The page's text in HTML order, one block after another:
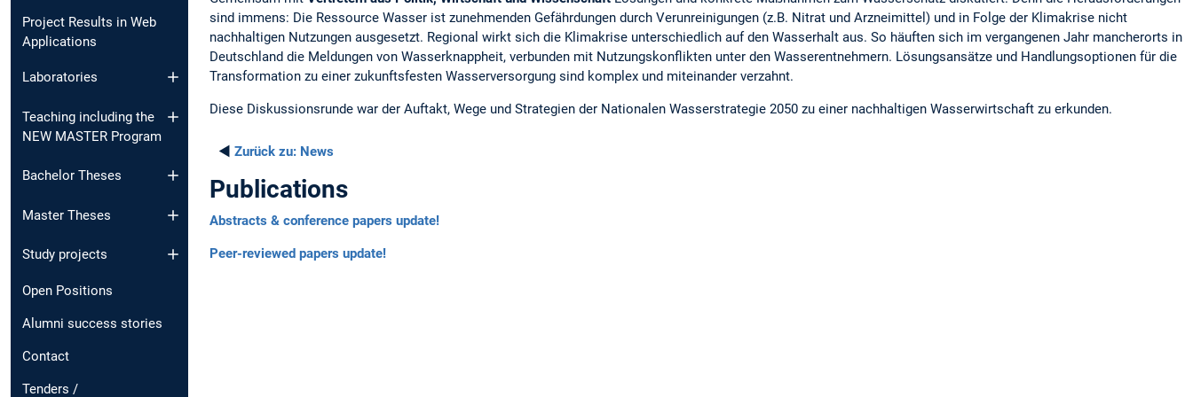
Project Results in Web
Applications
Laboratories
Teaching including the
NEW MASTER Program
Bachelor Theses
Master Theses
Study projects
Open Positions
Alumni success stories
Contact
Tenders /
sind immens: Die Ressource Wasser ist zunehmenden Gefährdungen durch Verunreinigungen (z.B. Nitrat und Arzneimittel) und in Folge der Klimakrise nicht
nachhaltigen Nutzungen ausgesetzt. Regional wirkt sich die Klimakrise unterschiedlich auf den Wasserhalt aus. So häuften sich im vergangenen Jahr mancherorts in
Deutschland die Meldungen von Wasserknappheit, verbunden mit Nutzungskonflikten unter den Wasserentnehmern. Lösungsansätze und Handlungsoptionen für die
Transformation zu einer zukunftsfesten Wasserversorgung sind komplex und miteinander verzahnt.
Diese Diskussionsrunde war der Auftakt, Wege und Strategien der Nationalen Wasserstrategie 2050 zu einer nachhaltigen Wasserwirtschaft zu erkunden.
◄ Zurück zu: News
Publications
Abstracts & conference papers update!
Peer-reviewed papers update!